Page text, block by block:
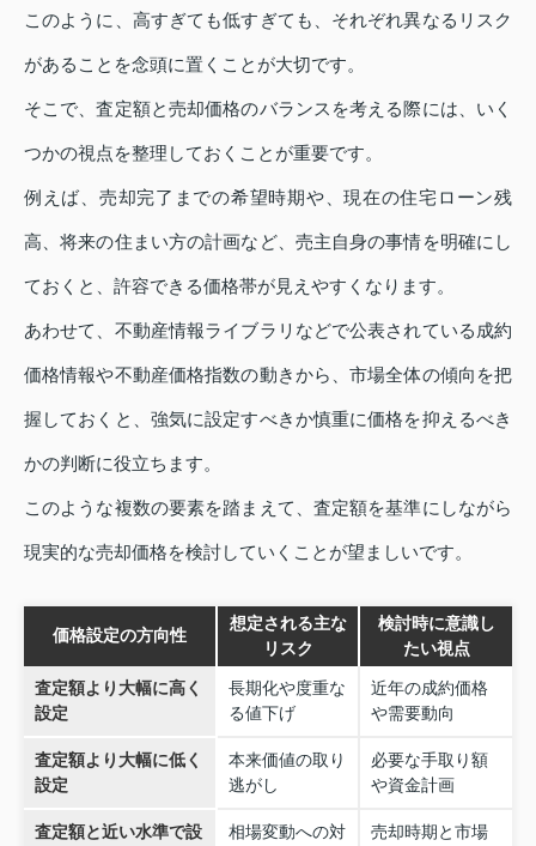
このように、高すぎても低すぎても、それぞれ異なるリスク
があることを念頭に置くことが大切です。
そこで、査定額と売却価格のバランスを考える際には、いく
つかの視点を整理しておくことが重要です。
例えば、売却完了までの希望時期や、現在の住宅ローン残
高、将来の住まい方の計画など、売主自身の事情を明確にし
ておくと、許容できる価格帯が見えやすくなります。
あわせて、不動産情報ライブラリなどで公表されている成約
価格情報や不動産価格指数の動きから、市場全体の傾向を把
握しておくと、強気に設定すべきか慎重に価格を抑えるべき
かの判断に役立ちます。
このような複数の要素を踏まえて、査定額を基準にしながら
現実的な売却価格を検討していくことが望ましいです。
価格設定の方向性
想定される主な
リスク
検討時に意識し
たい視点
査定額より大幅に高く
設定
長期化や度重な
る値下げ
近年の成約価格
や需要動向
査定額より大幅に低く
設定
本来価値の取り
逃がし
必要な手取り額
や資金計画
査定額と近い水準で設
相場変動への対
売却時期と市場